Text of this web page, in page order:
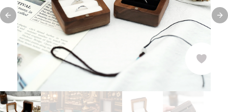
Previous slide